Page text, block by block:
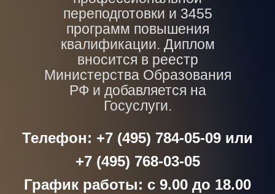
переподготовки и 3455
программ повышения
квалификации. Диплом
вносится в реестр
Министерства Образования
РФ и добавляется на
Госуслуги.
Телефон: +7 (495) 784-05-09 или
+7 (495) 768-03-05
График работы: с 9.00 до 18.00